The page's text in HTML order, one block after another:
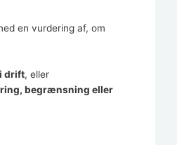
en vurdering af, om
drift, eller
begrænsning eller